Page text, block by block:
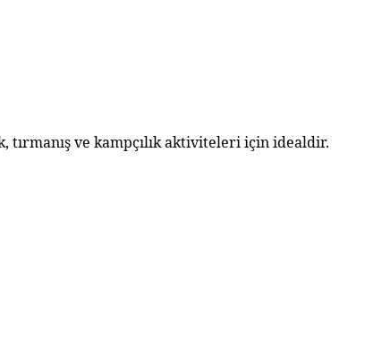
tırmanış ve kampçılık aktiviteleri için idealdir.